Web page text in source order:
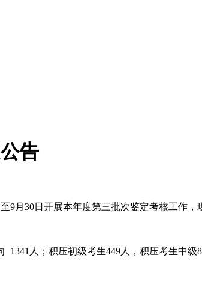
告
月30日开展本年度第三批次鉴定考核工作，
人；积压初级考生449人，积压考生中级